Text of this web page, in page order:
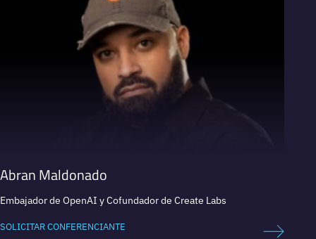
Abran Maldonado
Embajador de OpenAI y Cofundador de Create Labs
SOLICITAR CONFERENCIANTE